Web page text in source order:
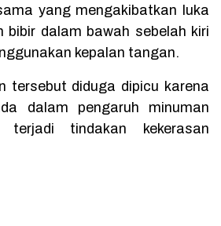
yang mengakibatkan luka
bibir dalam bawah sebelah kiri
kepalan tangan.
tersebut diduga dipicu karena
dalam pengaruh minuman
terjadi tindakan kekerasan